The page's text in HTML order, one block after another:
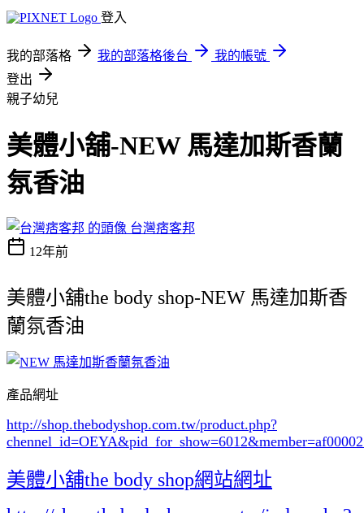
登入
我的部落格 我的部落格後台
我的帳號
登出
親子幼兒
美體小舖-NEW 馬達加斯香蘭
氛香油
台灣痞客邦
12年前
美體小舖the body shop-NEW 馬達加斯香
蘭氛香油
產品網址
http://shop.thebodyshop.com.tw/product.php?
chennel_id=OEYA&pid_for_show=6012
美體小舖the body shop網站網址